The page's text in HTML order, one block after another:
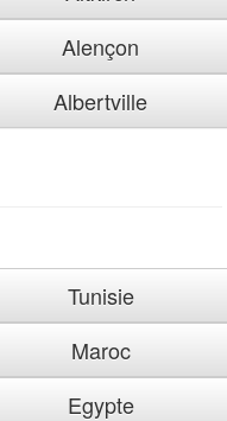
Alençon
Albertville
Tunisie
Maroc
Egypte